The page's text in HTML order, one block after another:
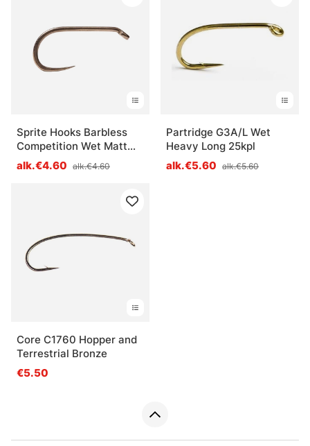
Sprite Hooks Barbless
Competition Wet Matt
Bronze S2175 25-Pack
alk.€4.60 alk.€4.60
Partridge G3A/L Wet
Heavy Long 25kpl
alk.€5.60 alk.€5.60
Core C1760 Hopper and
Terrestrial Bronze
€5.50